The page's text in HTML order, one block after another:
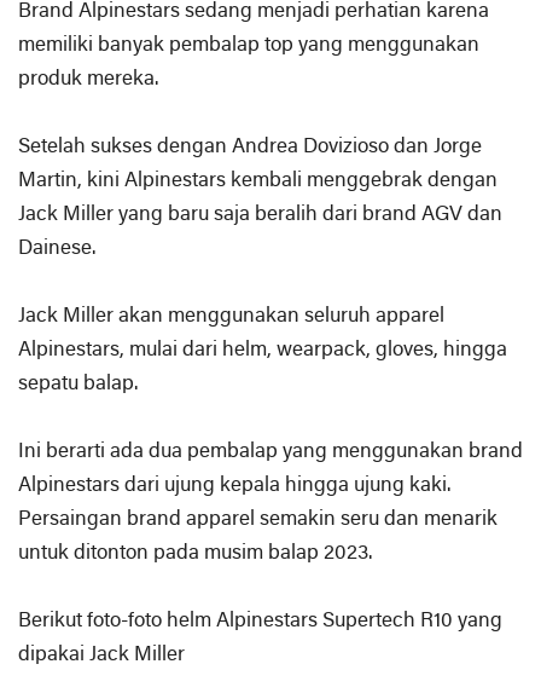
Brand Alpinestars sedang menjadi perhatian karena
memiliki banyak pembalap top yang menggunakan
produk mereka.
Setelah sukses dengan Andrea Dovizioso dan Jorge
Martin, kini Alpinestars kembali menggebrak dengan
Jack Miller yang baru saja beralih dari brand AGV dan
Dainese.
Jack Miller akan menggunakan seluruh apparel
Alpinestars, mulai dari helm, wearpack, gloves, hingga
sepatu balap.
Ini berarti ada dua pembalap yang menggunakan brand
Alpinestars dari ujung kepala hingga ujung kaki.
Persaingan brand apparel semakin seru dan menarik
untuk ditonton pada musim balap 2023.
Berikut foto-foto helm Alpinestars Supertech R10 yang
dipakai Jack Miller